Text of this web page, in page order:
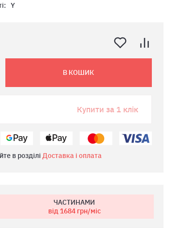
Y
В КОШИК
Купити за 1 клік
в розділі Доставка і оплата
ЧАСТИНАМИ
від 1684грн/міс